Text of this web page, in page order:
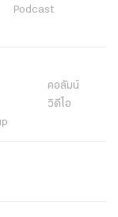
Podcast
คอลัมน์
วิดีโอ